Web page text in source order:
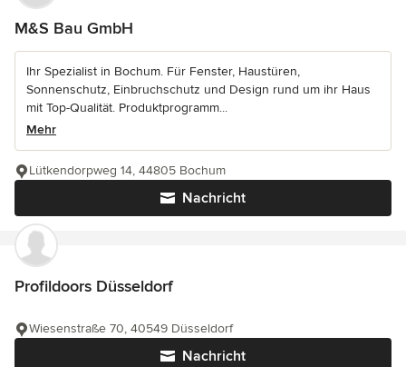
M&S Bau GmbH
Ihr Spezialist in Bochum. Für Fenster, Haustüren,
Sonnenschutz, Einbruchschutz und Design rund um ihr Haus
mit Top-Qualität. Produktprogramm...
Mehr
Nachricht
Lütkendorpweg 14, 44805 Bochum
Profildoors Düsseldorf
Nachricht
Wiesenstraße 70, 40549 Düsseldorf